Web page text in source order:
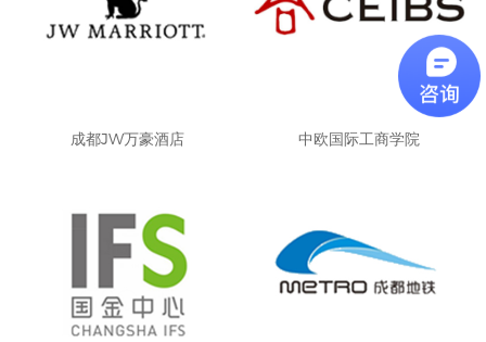
成都JW万豪酒店 中欧国际工商学院